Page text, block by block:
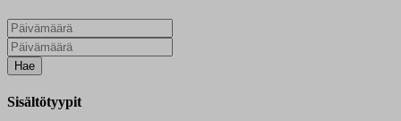
Hae
Sisältötyypit